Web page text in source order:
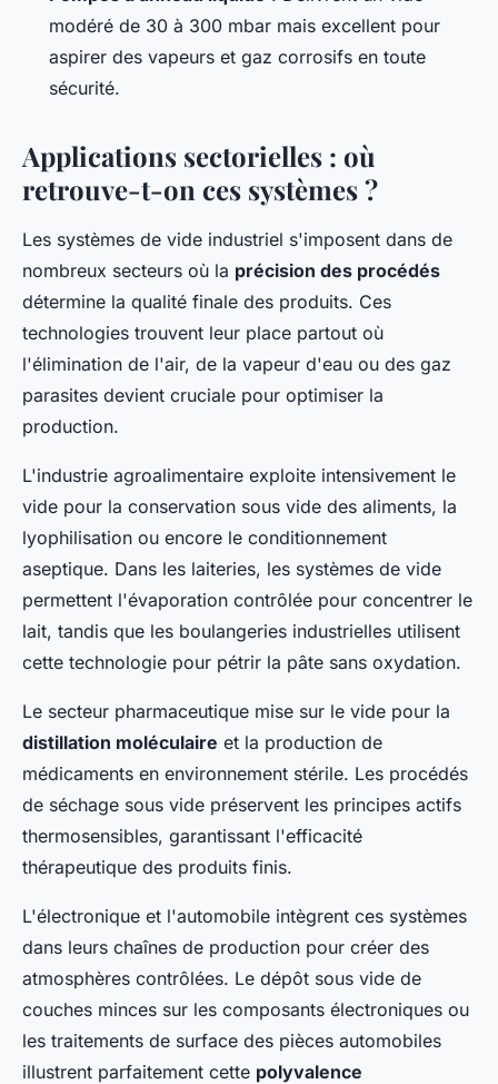
modéré de 30 à 300 mbar mais excellent pour
aspirer des vapeurs et gaz corrosifs en toute
sécurité.
Applications sectorielles : où
retrouve-t-on ces systèmes ?
Les systèmes de vide industriel s'imposent dans de
nombreux secteurs où la précision des procédés
détermine la qualité finale des produits. Ces
technologies trouvent leur place partout où
l'élimination de l'air, de la vapeur d'eau ou des gaz
parasites devient cruciale pour optimiser la
production.
L'industrie agroalimentaire exploite intensivement le
vide pour la conservation sous vide des aliments, la
lyophilisation ou encore le conditionnement
aseptique. Dans les laiteries, les systèmes de vide
permettent l'évaporation contrôlée pour concentrer le
lait, tandis que les boulangeries industrielles utilisent
cette technologie pour pétrir la pâte sans oxydation.
Le secteur pharmaceutique mise sur le vide pour la
distillation moléculaire et la production de
médicaments en environnement stérile. Les procédés
de séchage sous vide préservent les principes actifs
thermosensibles, garantissant l'efficacité
thérapeutique des produits finis.
L'électronique et l'automobile intègrent ces systèmes
dans leurs chaînes de production pour créer des
atmosphères contrôlées. Le dépôt sous vide de
couches minces sur les composants électroniques ou
les traitements de surface des pièces automobiles
illustrent parfaitement cette polyvalence